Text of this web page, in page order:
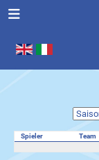
Sprache auswählen
Spieler Team